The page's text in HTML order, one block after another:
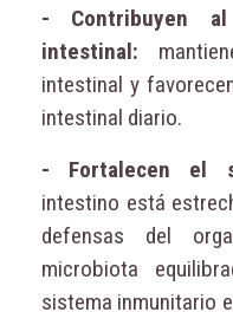
- Contribuyen
intestinal:
intestinal y
intestinal diario.
- Fortalecen el
intestino está
defensas del
microbiota
sistema inmunitario